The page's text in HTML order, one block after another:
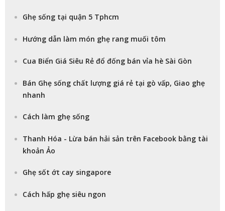
Ghẹ sống tại quận 5 Tphcm
Hướng dẫn làm món ghẹ rang muối tôm
Cua Biển Giá Siêu Rẻ đổ đống bán vỉa hè Sài Gòn
Bán Ghẹ sống chất lượng giá rẻ tại gò vấp, Giao ghẹ
nhanh
Cách làm ghẹ sống
Thanh Hóa - Lừa bán hải sản trên Facebook bằng tài
khoản Ảo
Ghẹ sốt ớt cay singapore
Cách hấp ghẹ siêu ngon